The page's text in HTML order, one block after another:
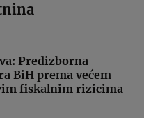
Predizborna
BiH prema većem
fiskalnim rizicima